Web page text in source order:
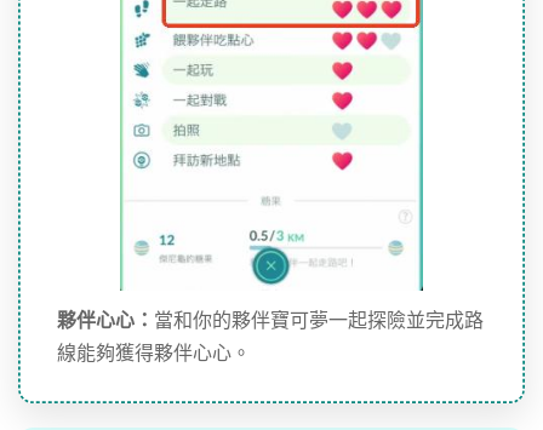
夥伴心心： 當和你的夥伴寶可夢一起探險並完成路
線能夠獲得夥伴心心。